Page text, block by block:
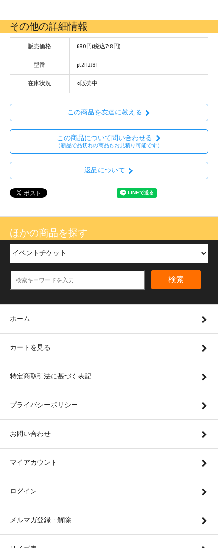
その他の詳細情報
販売価格 680円(税込748円)
型番 pt2112281
在庫状況 ○販売中
この商品を友達に教える
この商品について問い合わせる
（新品で品切れの商品もお見積り可能です）
返品について
ほかの商品を探す
検索
ホーム
カートを見る
特定商取引法に基づく表記
プライバシーポリシー
お問い合わせ
マイアカウント
ログイン
メルマガ登録・解除